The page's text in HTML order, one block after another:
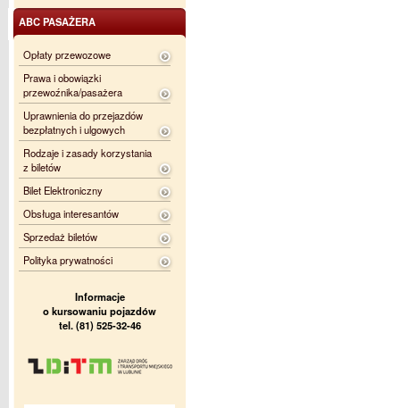
ABC PASAŻERA
Opłaty przewozowe
Prawa i obowiązki
przewoźnika/pasażera
Uprawnienia do przejazdów
bezpłatnych i ulgowych
Rodzaje i zasady korzystania
z biletów
Bilet Elektroniczny
Obsługa interesantów
Sprzedaż biletów
Polityka prywatności
Informacje
o kursowaniu pojazdów
tel. (81) 525-32-46